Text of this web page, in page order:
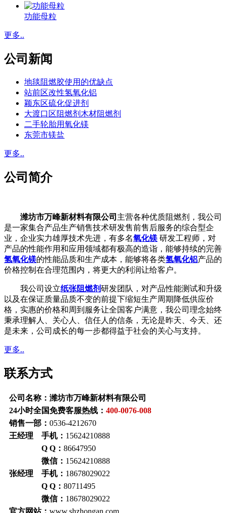
功能母粒
更多..
公司新闻
地毯阻燃胶使用的优缺点
站前区改性氢氧化铝
颖东区硫化促进剂
大渡口区阻燃剂木材阻燃剂
二手轮胎用氧化镁
东莞市镁盐
更多..
公司简介
潍坊市万峰新材料有限公司 主营各种优质阻燃剂，我公司
是一家集合产品生产销售技术研发售前售后服务的综合型企
业，企业实力雄厚技术先进，有多名氧化镁 研发工程师，对
产品的性能作用和应用领域都有极高的造诣，能够持续的完善
氢氧化镁的性能品质和生产成本，能够将各类氢氧化铝产品的
价格控制在合理范围内，将更大的利润让给客户。
我公司设立纸张阻燃剂研发团队，对产品性能测试和升级
以及在保证质量品质不变的前提下缩短生产周期降低供应价
格，实惠的价格和周到服务让全国客户满意，我公司理念始终
秉承理解人、关心人、信任人的信条，无论是昨天、今天、还
是未来，公司成长的每一步都得益于社会的关心与支持。
更多..
联系方式
公司名称：潍坊市万峰新材料有限公司
24小时全国免费客服热线： 400-0076-008
销售一部： 0536-4212670
王经理 手机： 15624210888
Q Q： 86647950
微信： 15624210888
张经理 手机： 18678029022
Q Q： 80711495
微信： 18678029022